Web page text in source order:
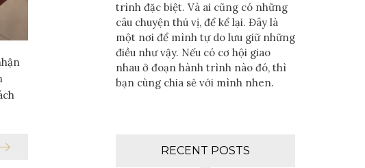
trình đặc biệt. Và ai cũng có những
câu chuyện thú vị, để kể lại. Đây là
một nơi để mình tự do lưu giữ những
điều như vậy. Nếu có cơ hội giao
nhau ở đoạn hành trình nào đó, thì
bạn cùng chia sẻ với mình nhen.
RECENT POSTS